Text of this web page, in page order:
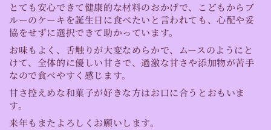
とても安心できて健康的な材料のおかげで、こどもからブ
ルーのケーキを誕生日に食べたいと言われても、心配や妥
協をせずに選択できて助かっています。
お味もよく、舌触りが大変なめらかで、ムースのようにと
けて、全体的に優しい甘さで、過激な甘さや添加物が苦手
なので食べやすく感じます。
甘さ控えめな和菓子が好きな方はお口に合うとおもいま
す。
来年もまたよろしくお願いします。